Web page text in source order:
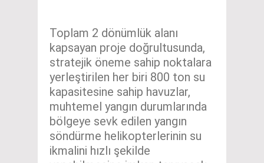
Toplam 2 dönümlük alanı
kapsayan proje doğrultusunda,
stratejik öneme sahip noktalara
yerleştirilen her biri 800 ton su
kapasitesine sahip havuzlar,
muhtemel yangın durumlarında
bölgeye sevk edilen yangın
söndürme helikopterlerinin su
ikmalini hızlı şekilde